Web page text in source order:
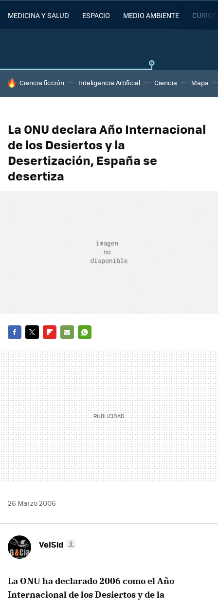
MEDICINA Y SALUD ESPACIO MEDIO AMBIENTE
HOY SE HABLA DE
Ciencia ficción Inteligencia Artificial Ciencia Mapa
La ONU declara Año Internacional
de los Desiertos y la
Desertización, España se
desertiza
MAIL
26 Marzo 2006
VelSid
La ONU ha declarado 2006 como el Año
Internacional de los Desiertos y de la